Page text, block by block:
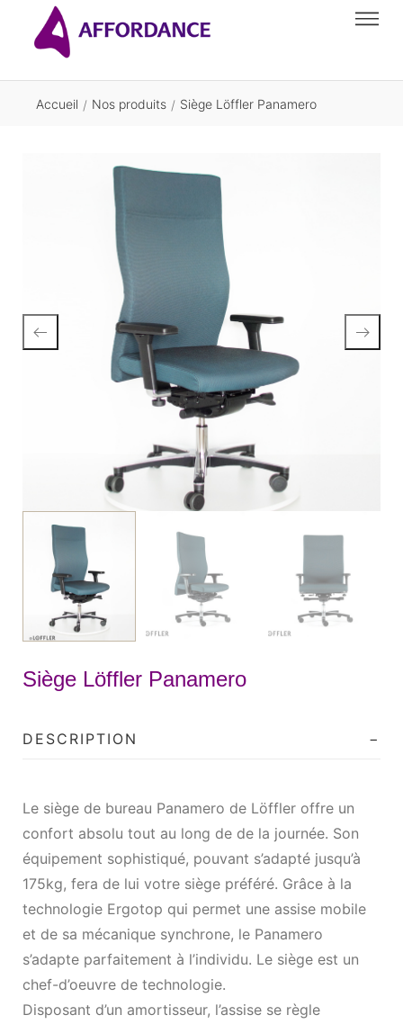
Accueil / Nos produits / Siège Löffler Panamero
Siège Löffler Panamero
DESCRIPTION
Le siège de bureau Panamero de Löffler offre un
confort absolu tout au long de de la journée. Son
équipement sophistiqué, pouvant s’adapté jusqu’à
175kg, fera de lui votre siège préféré. Grâce à la
technologie Ergotop qui permet une assise mobile
et de sa mécanique synchrone, le Panamero
s’adapte parfaitement à l’individu. Le siège est un
chef-d’oeuvre de technologie.
Disposant d’un amortisseur, l’assise se règle